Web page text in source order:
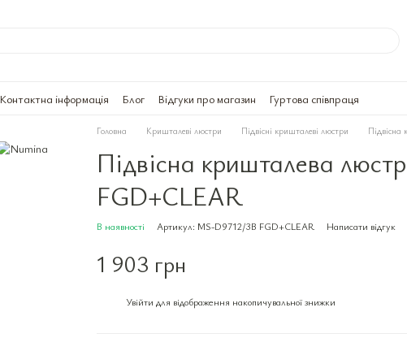
Контактна інформація Блог Відгуки про магазин Гуртова співпраця
Головна Кришталеві люстри Підвісні кришталеві люстри
Підвісна кришталева
FGD+CLEAR
В наявності Артикул: MS-D9712/3B FGD+CLEAR Написати відгук
1 903 грн
Увійти для відображення накопичувальної знижки